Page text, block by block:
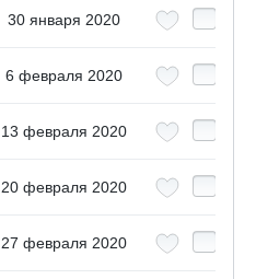
30 января 2020
6 февраля 2020
13 февраля 2020
20 февраля 2020
27 февраля 2020